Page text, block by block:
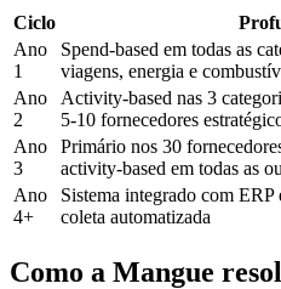
Ciclo
Ano
1
Spend-based em todas as
viagens, energia e
Ano
2
Activity-based nas 3
5-10 fornecedores
Ano
3
Primário nos 30
activity-based em todas as
Ano
4+
Sistema integrado com
coleta automatizada
Como a Mangue